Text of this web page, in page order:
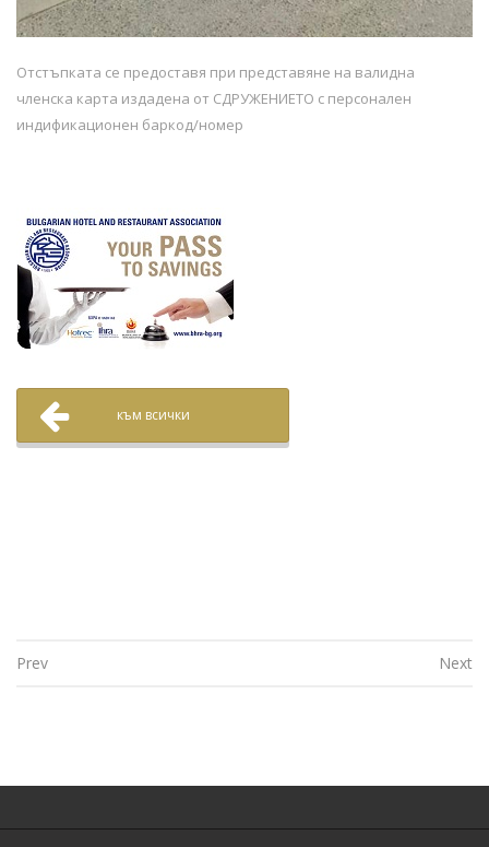
Отстъпката се предоставя при представяне на валидна
членска карта издадена от СДРУЖЕНИЕТО с персонален
индификационен баркод/номер
към всички
Prev Next